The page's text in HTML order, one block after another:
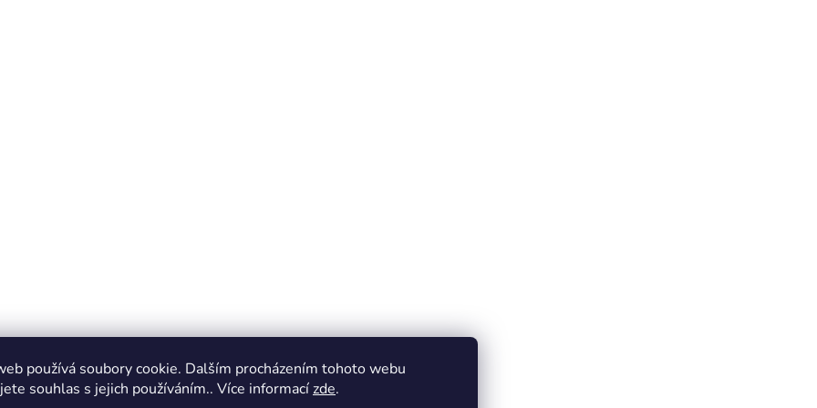
používá soubory cookie. Dalším procházením tohoto webu
souhlas s jejich používáním.. Více informacízde.